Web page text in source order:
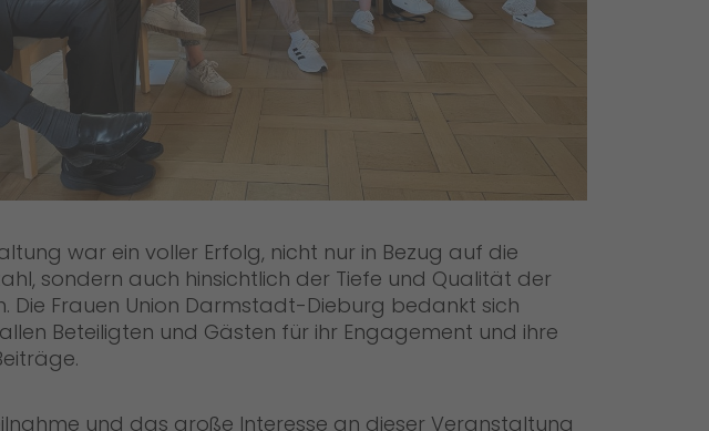
war ein voller Erfolg, nicht nur in Bezug auf die
sondern auch hinsichtlich der Tiefe und Qualität der
Die Frauen Union Darmstadt-Dieburg bedankt sich
Beteiligten und Gästen für ihr Engagement und ihre
und das große Interesse an dieser Veranstaltung